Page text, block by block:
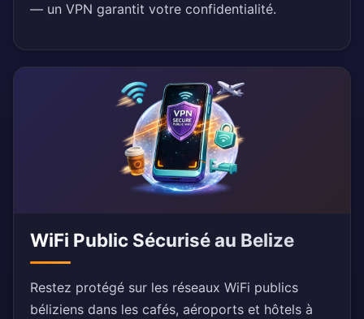
— un VPN garantit votre confidentialité.
WiFi Public Sécurisé au Belize
Restez protégé sur les réseaux WiFi publics
béliziens dans les cafés, aéroports et hôtels à